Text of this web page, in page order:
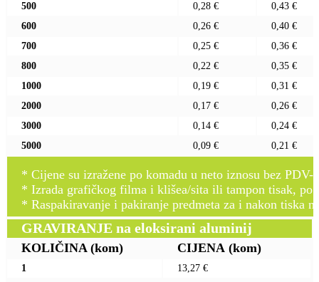
500
0,28 €
0,43 €
600
0,26 €
0,40 €
700
0,25 €
0,36 €
800
0,22 €
0,35 €
1000
0,19 €
0,31 €
2000
0,17 €
0,26 €
3000
0,14 €
0,24 €
5000
0,09 € 0,21 €
* Cijene su izražene po komadu u neto iznosu bez PDV-
* Izrada grafičkog filma i klišea/sita ili tampon tisak, po
* Raspakiravanje i pakiranje predmeta za i nakon tiska
GRAVIRANJE na eloksirani aluminij
KOLIČINA (kom) CIJENA (kom)
1
13,27 €